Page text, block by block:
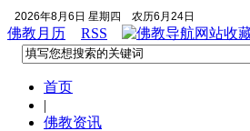
2026年8月6日 星期四 农历6月24日
佛教月历 RSS
首页
|
佛教资讯